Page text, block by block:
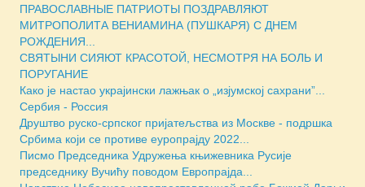
ПРАВОСЛАВНЫЕ ПАТРИОТЫ ПОЗДРАВЛЯЮТ
МИТРОПОЛИТА ВЕНИАМИНА (ПУШКАРЯ) С ДНЕМ
РОЖДЕНИЯ...
СВЯТЫНИ СИЯЮТ КРАСОТОЙ, НЕСМОТРЯ НА БОЛЬ И
ПОРУГАНИЕ
Како је настао украјински лажњак о „изјумској сахрани”...
Сербия - Россия
Друштво руско-српског пријатељства из Москве - подршка
Србима који се противе eуропрајду 2022...
Писмо Председника Удружења књижевника Русије
председнику Вучићу поводом Европрајда...